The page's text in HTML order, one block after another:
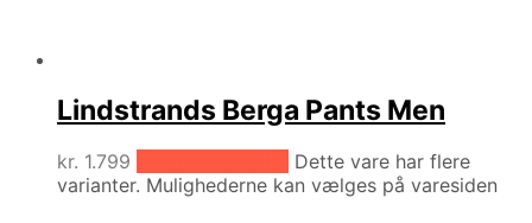
Lindstrands Berga Pants Men
kr. 1.799
Dette vare har flere
varianter. Mulighederne kan vælges på varesiden